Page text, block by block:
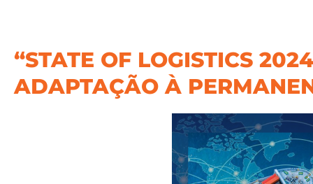
“STATE OF LOGISTICS
ADAPTAÇÃO À